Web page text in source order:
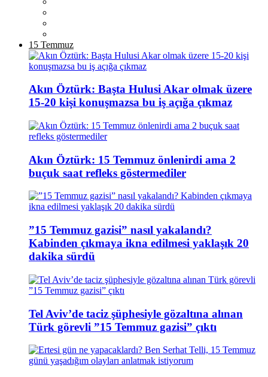
15 Temmuz
Akın Öztürk: Başta Hulusi Akar olmak üzere
15-20 kişi konuşmazsa bu iş açığa çıkmaz
Akın Öztürk: 15 Temmuz önlenirdi ama 2
buçuk saat refleks göstermediler
”15 Temmuz gazisi” nasıl yakalandı?
Kabinden çıkmaya ikna edilmesi yaklaşık 20
dakika sürdü
Tel Aviv’de taciz şüphesiyle gözaltına alınan
Türk görevli ”15 Temmuz gazisi” çıktı